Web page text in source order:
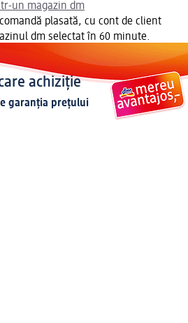
un magazin dm
plasată, cu cont de client
dm selectat în 60 minute.
achiziție
garanția prețului